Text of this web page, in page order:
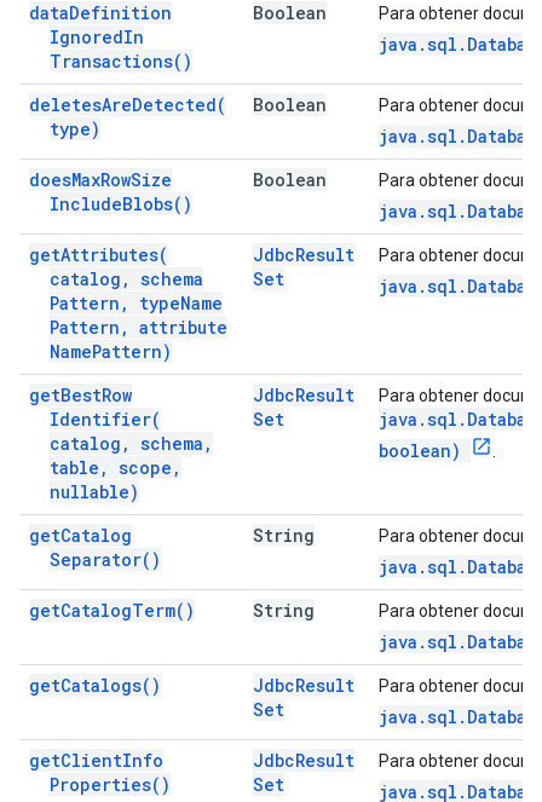
dataDefinition
IgnoredIn
Transactions( )
Boolean Para obtener
deletesAreDetected(
type)
Boolean Para obtener
doesMaxRowSize
IncludeBlobs( )
Boolean Para obtener
getAttributes(
catalog , schema
Pattern , typeName
Pattern , attribute
NamePattern)
JdbcResult
Set
Para obtener
getBestRow
Identifier(
catalog , schema ,
table , scope ,
nullable)
JdbcResult
Set
Para obtener
boolean)
getCatalog
Separator( )
String Para obtener
getCatalogTerm( ) String Para obtener
getCatalogs( ) JdbcResult
Set
Para obtener
getClientInfo
Properties( )
JdbcResult
Set
Para obtener